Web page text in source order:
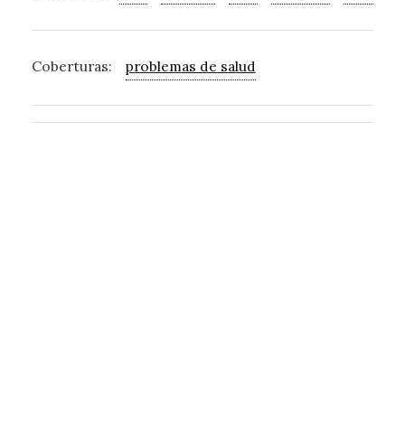
Coberturas: problemas de salud